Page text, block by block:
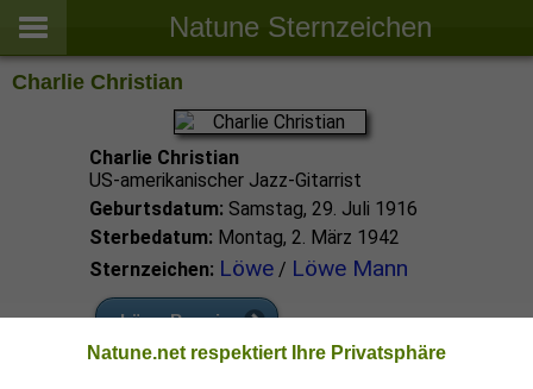
Natune Sternzeichen
Charlie Christian
Charlie Christian
US-amerikanischer Jazz-Gitarrist
Geburtsdatum: Samstag, 29. Juli 1916
Sterbedatum: Montag, 2. März 1942
Sternzeichen: Löwe/ Löwe Mann
Löwe Promis
Natune.net respektiert Ihre Privatsphäre